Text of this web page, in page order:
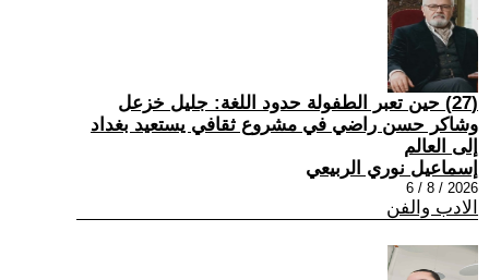
(27) حين تعبر الطفولة حدود اللغة: جليل خزعل
وشاكر حسن راضي في مشروع ثقافي يستعيد بغداد
إلى العالم
إسماعيل نوري الربيعي
2026 / 8 / 6
الادب والفن